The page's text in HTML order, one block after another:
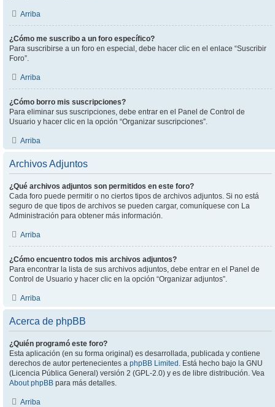
Arriba
¿Cómo me suscribo a un foro específico?
Para suscribirse a un foro en especial, debe hacer clic en el enlace “Suscribir
Foro”.
Arriba
¿Cómo borro mis suscripciones?
Para eliminar sus suscripciones, debe entrar en el Panel de Control de
Usuario y hacer clic en la opción “Organizar suscripciones”.
Arriba
Archivos Adjuntos
¿Qué archivos adjuntos son permitidos en este foro?
Cada foro puede permitir o no ciertos tipos de archivos adjuntos. Si no está
seguro de que tipos de archivos se pueden cargar, comuníquese con La
Administración para obtener más información.
Arriba
¿Cómo encuentro todos mis archivos adjuntos?
Para encontrar la lista de sus archivos adjuntos, debe entrar en el Panel de
Control de Usuario y hacer clic en la opción “Organizar adjuntos”.
Arriba
Acerca de phpBB
¿Quién programó este foro?
Esta aplicación (en su forma original) es desarrollada, publicada y contiene
derechos de autor pertenecientes a phpBB Limited. Está hecho bajo la GNU
(Licencia Pública General) versión 2 (GPL-2.0) y es de libre distribución. Vea
About phpBB para más detalles.
Arriba